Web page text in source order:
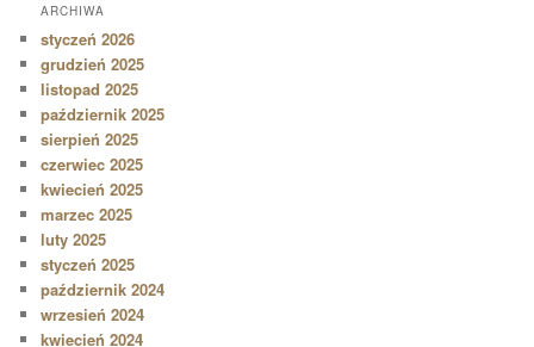
ARCHIWA
styczeń 2026
grudzień 2025
listopad 2025
październik 2025
sierpień 2025
czerwiec 2025
kwiecień 2025
marzec 2025
luty 2025
styczeń 2025
październik 2024
wrzesień 2024
kwiecień 2024